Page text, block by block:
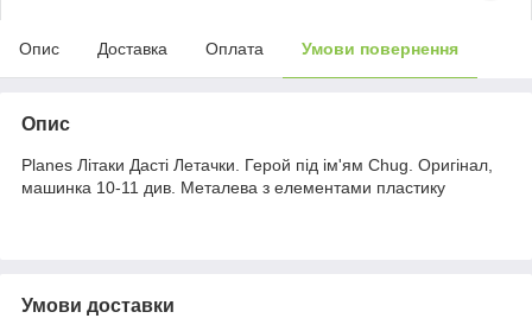
Опис Доставка Оплата Умови повернення
Опис
Planes Літаки Дасті Летачки. Герой під ім'ям Chug. Оригінал,
машинка 10-11 див. Металева з елементами пластику
Умови доставки